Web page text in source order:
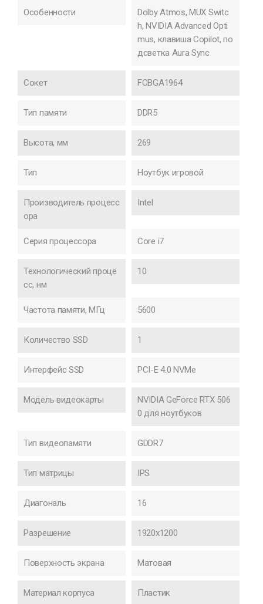
Особенности
Dolby Atmos, MUX Switc
h, NVIDIA Advanced Opti
mus, клавиша Copilot, по
дсветка Aura Sync
Сокет FCBGA1964
Тип памяти DDR5
Высота, мм 269
Тип Ноутбук игровой
Производитель процесс
ора
Intel
Серия процессора Core i7
Технологический проце
сс, нм
10
Частота памяти, МГц 5600
Количество SSD 1
Интерфейс SSD PCI-E 4.0 NVMe
Модель видеокарты
NVIDIA GeForce RTX 506
0 для ноутбуков
Тип видеопамяти GDDR7
Тип матрицы IPS
Диагональ 16
Разрешение 1920x1200
Поверхность экрана Матовая
Материал корпуса Пластик